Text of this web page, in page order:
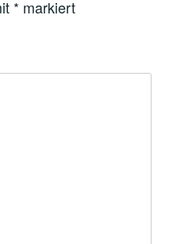
* markiert